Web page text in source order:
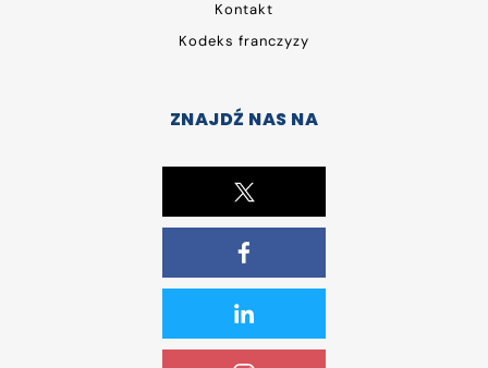
Kontakt
Kodeks franczyzy
ZNAJDŹ NAS NA